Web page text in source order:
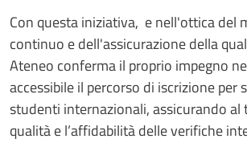
Con questa iniziativa, e nell'ottica del
continuo e dell'assicurazione della
Ateneo conferma il proprio impegno
accessibile il percorso di iscrizione per
studenti internazionali, assicurando al
qualità e l’affidabilità delle verifiche